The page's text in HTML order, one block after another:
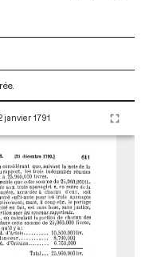
janvier 1791